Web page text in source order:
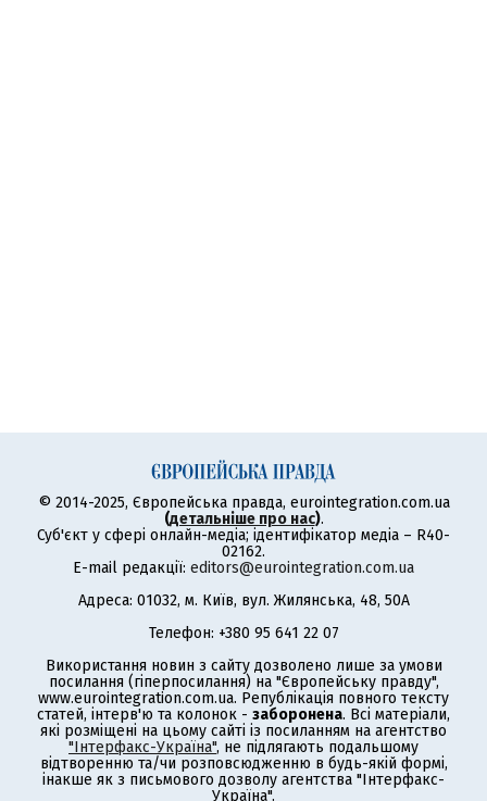
© 2014-2025, Європейська правда, eurointegration.com.ua
(детальніше про нас).
Суб'єкт у сфері онлайн-медіа; ідентифікатор медіа – R40-
02162.
E-mail редакції: editors@eurointegration.com.ua
Адреса: 01032, м. Київ, вул. Жилянська, 48, 50А
Телефон: +380 95 641 22 07
Використання новин з сайту дозволено лише за умови
посилання (гіперпосилання) на "Європейську правду",
www.eurointegration.com.ua. Републікація повного тексту
статей, інтерв'ю та колонок - заборонена. Всі матеріали,
які розміщені на цьому сайті із посиланням на агентство
"Інтерфакс-Україна", не підлягають подальшому
відтворенню та/чи розповсюдженню в будь-якій формі,
інакше як з письмового дозволу агентства "Інтерфакс-
Україна".